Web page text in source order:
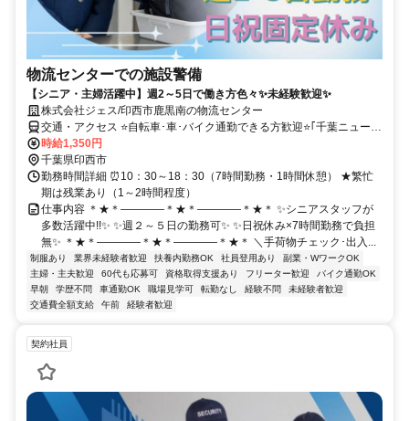
物流センターでの施設警備
【シニア・主婦活躍中】週2～5日で働き方色々✨未経験歓迎✨
株式会社ジェス/印西市鹿黒南の物流センター
交通・アクセス ⭐自転車･車･バイク通勤できる方歓迎⭐｢千葉ニュータ
ウン中央駅｣ 車9分･バス15分(駅北口にバス停アリ)⭐
時給1,350円
千葉県印西市
勤務時間詳細 ⏰10：30～18：30（7時間勤務・1時間休憩） ★繁忙
期は残業あり（1～2時間程度）
仕事内容 ＊★＊――――＊★＊――――＊★＊ ✨シニアスタッフが
多数活躍中!!✨ ✨週２～５日の勤務可✨ ✨日祝休み×7時間勤務で負担
無✨ ＊★＊――――＊★＊――――＊★＊ ＼手荷物チェック･出入...
制服あり 業界未経験者歓迎 扶養内勤務OK 社員登用あり
副業・WワークOK
主婦・主夫歓迎
60代も応募可 資格取得支援あり フリーター歓迎
バイク通勤OK
早朝
学歴不問 車通勤OK 職場見学可 転勤なし 経験不問
未経験者歓迎
交通費全額支給
午前 経験者歓迎
契約社員